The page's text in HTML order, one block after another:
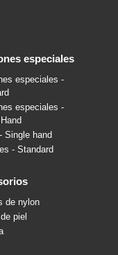
especiales
especiales -
especiales -
Single hand
- Standard
de nylon
piel